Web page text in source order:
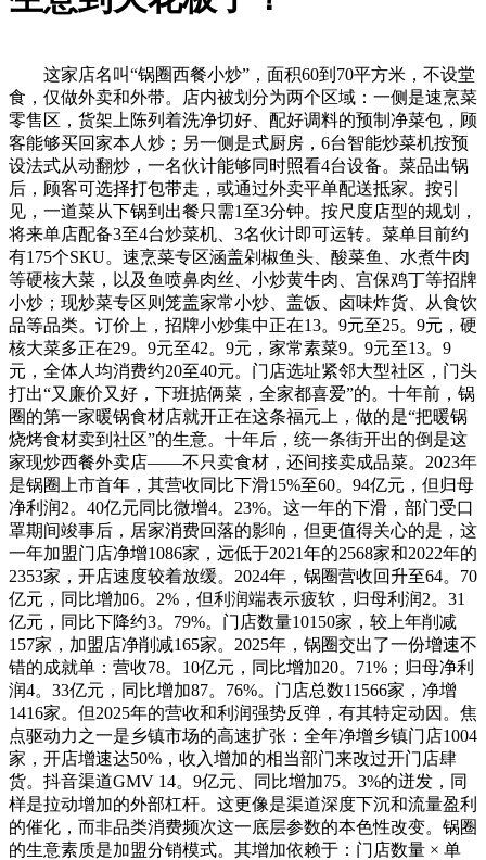
这家店名叫“锅圈西餐小炒”，面积60到70平方米，不设堂
食，仅做外卖和外带。店内被划分为两个区域：一侧是速烹菜
零售区，货架上陈列着洗净切好、配好调料的预制净菜包，顾
客能够买回家本人炒；另一侧是式厨房，6台智能炒菜机按预
设法式从动翻炒，一名伙计能够同时照看4台设备。菜品出锅
后，顾客可选择打包带走，或通过外卖平单配送抵家。按引
见，一道菜从下锅到出餐只需1至3分钟。按尺度店型的规划，
将来单店配备3至4台炒菜机、3名伙计即可运转。菜单目前约
有175个SKU。速烹菜专区涵盖剁椒鱼头、酸菜鱼、水煮牛肉
等硬核大菜，以及鱼喷鼻肉丝、小炒黄牛肉、宫保鸡丁等招牌
小炒；现炒菜专区则笼盖家常小炒、盖饭、卤味炸货、从食饮
品等品类。订价上，招牌小炒集中正在13。9元至25。9元，硬
核大菜多正在29。9元至42。9元，家常素菜9。9元至13。9
元，全体人均消费约20至40元。门店选址紧邻大型社区，门头
打出“又廉价又好，下班掂俩菜，全家都喜爱”的。十年前，锅
圈的第一家暖锅食材店就开正在这条福元上，做的是“把暖锅
烧烤食材卖到社区”的生意。十年后，统一条街开出的倒是这
家现炒西餐外卖店——不只卖食材，还间接卖成品菜。2023年
是锅圈上市首年，其营收同比下滑15%至60。94亿元，但归母
净利润2。40亿元同比微增4。23%。这一年的下滑，部门受口
罩期间竣事后，居家消费回落的影响，但更值得关心的是，这
一年加盟门店净增1086家，远低于2021年的2568家和2022年的
2353家，开店速度较着放缓。2024年，锅圈营收回升至64。70
亿元，同比增加6。2%，但利润端表示疲软，归母利润2。31
亿元，同比下降约3。79%。门店数量10150家，较上年削减
157家，加盟店净削减165家。2025年，锅圈交出了一份增速不
错的成就单：营收78。10亿元，同比增加20。71%；归母净利
润4。33亿元，同比增加87。76%。门店总数11566家，净增
1416家。但2025年的营收和利润强势反弹，有其特定动因。焦
点驱动力之一是乡镇市场的高速扩张：全年净增乡镇门店1004
家，开店增速达50%，收入增加的相当部门来改过开门店肆
货。抖音渠道GMV 14。9亿元、同比增加75。3%的迸发，同
样是拉动增加的外部杠杆。这更像是渠道深度下沉和流量盈利
的催化，而非品类消费频次这一底层参数的本色性改变。锅圈
的生意素质是加盟分销模式。其增加依赖于：门店数量 × 单